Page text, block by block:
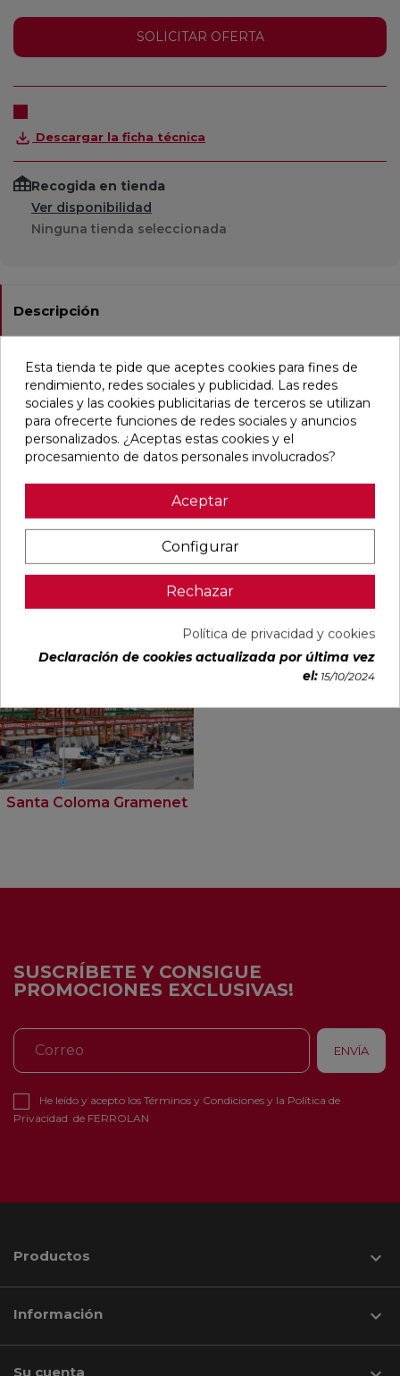
SOLICITAR OFERTA
Descargar la ficha técnica
Recogida en tienda
Ver disponibilidad
Ninguna tienda seleccionada
Descripción
Ficha técnica
Pieza complementária moldura, texturado, natural y no
rectificado en formato pieza especial (1,5x18,4), útil para
pieza complementária en
baño,cocina,comercio,residencial.Porcelánico: Resistente a
la helada y a las manchas. Apto para pared de ducha.
Combinación perfecta con las colecciones Land y
Patterns. De estilo contemporáneo,vintage y simulando
monocolor mayoritariamente en color rosa.
Tiendas Ferrolan donde ver este
producto
Santa Coloma Gramenet
SUSCRÍBETE Y CONSIGUE
PROMOCIONES EXCLUSIVAS!
He leído y acepto los Términos y Condiciones y la Política de
Privacidad de FERROLAN
Productos 
Información 
Su cuenta
Esta tienda te pide que aceptes cookies para fines de
rendimiento, redes sociales y publicidad. Las redes
sociales y las cookies publicitarias de terceros se utilizan
para ofrecerte funciones de redes sociales y anuncios
personalizados. ¿Aceptas estas cookies y el
procesamiento de datos personales involucrados?
Aceptar
Configurar
Rechazar
Política de privacidad y cookies
Declaración de cookies actualizada por última vez
el: 15/10/2024